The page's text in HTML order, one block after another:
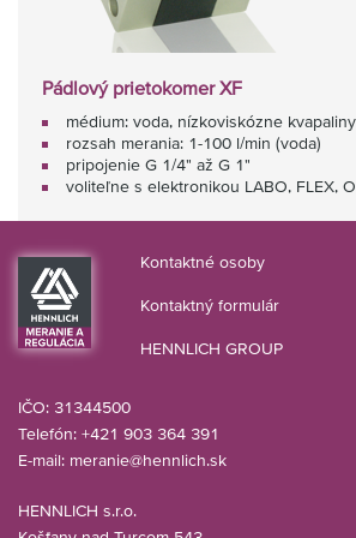
Pádlový prietokomer XF
médium: voda, nízkoviskózne kvapaliny
rozsah merania: 1-100 l/min (voda)
pripojenie G 1/4" až G 1"
voliteľne s elektronikou LABO, FLEX,
Kontaktné osoby
Kontaktný formulár
HENNLICH GROUP
HENNLICH s.r.o.
IČO: 31344500
Telefón: +421 903 364 391
E-mail: meranie@hennlich.sk